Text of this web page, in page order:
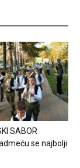
SABOR
se najbolji